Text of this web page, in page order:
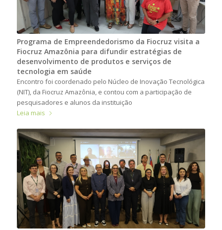
Programa de Empreendedorismo da Fiocruz visita a
Fiocruz Amazônia para difundir estratégias de
desenvolvimento de produtos e serviços de
tecnologia em saúde
Encontro foi coordenado pelo Núcleo de Inovação Tecnológica
(NIT), da Fiocruz Amazônia, e contou com a participação de
pesquisadores e alunos da instituição
Leia mais